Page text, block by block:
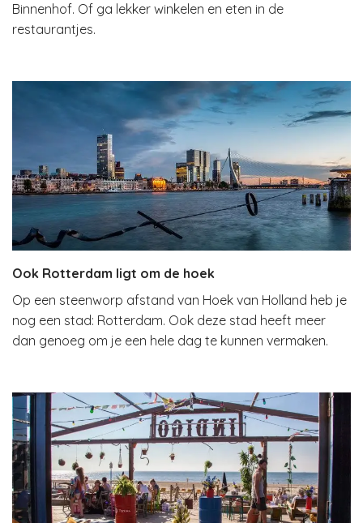
Binnenhof. Of ga lekker winkelen en eten in de
restaurantjes.
Ook Rotterdam ligt om de hoek
Op een steenworp afstand van Hoek van Holland heb je
nog een stad: Rotterdam. Ook deze stad heeft meer
dan genoeg om je een hele dag te kunnen vermaken.